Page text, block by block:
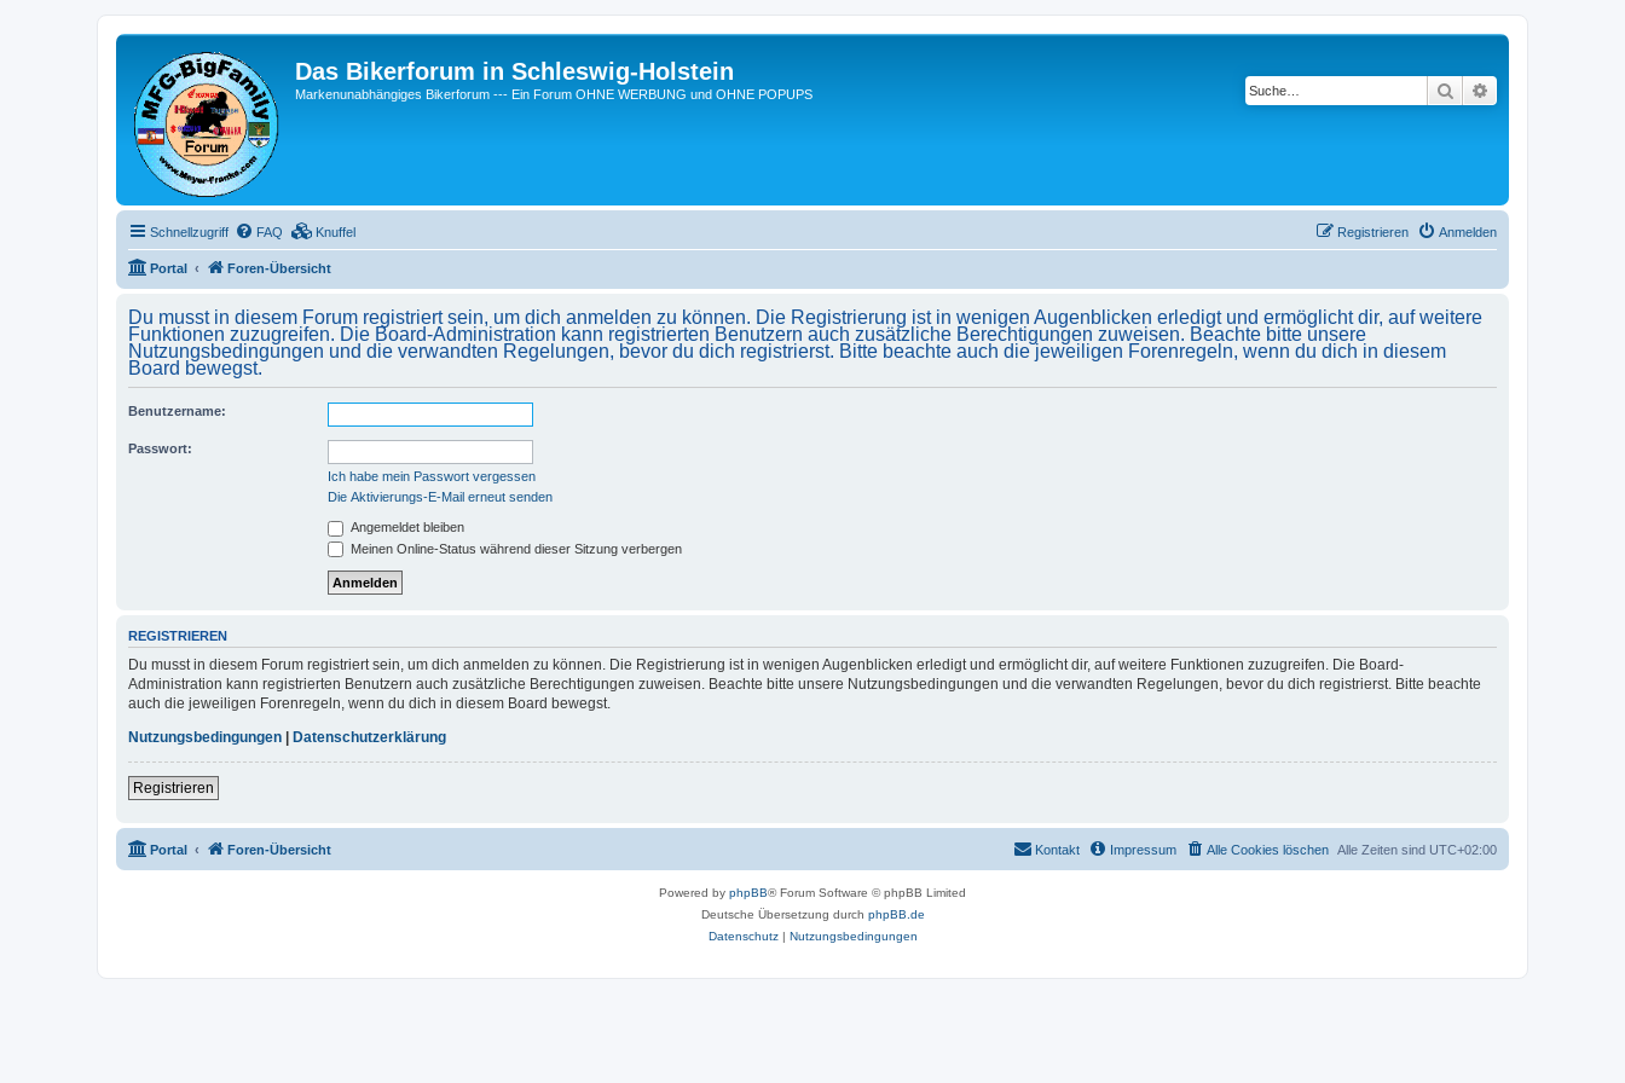
Das Bikerforum in Schleswig-Holstein
Markenunabhängiges Bikerforum --- Ein Forum OHNE WERBUNG und OHNE POPUPS Suche
Schnellzugriff FAQ Knuffel Anmelden
Registrieren
Portal Foren-Übersicht
Du musst in diesem Forum registriert sein, um dich anmelden zu können. Die Registrierung ist in wenigen Augenblicken erledigt und ermöglicht dir, auf weitere
Funktionen zuzugreifen. Die Board-Administration kann registrierten Benutzern auch zusätzliche Berechtigungen zuweisen. Beachte bitte unsere
Nutzungsbedingungen und die verwandten Regelungen, bevor du dich registrierst. Bitte beachte auch die jeweiligen Forenregeln, wenn du dich in diesem
Board bewegst.
Benutzername:
Passwort:
Ich habe mein Passwort vergessen
Die Aktivierungs-E-Mail erneut senden
Angemeldet bleiben
Meinen Online-Status während dieser Sitzung verbergen
REGISTRIEREN
Du musst in diesem Forum registriert sein, um dich anmelden zu können. Die Registrierung ist in wenigen Augenblicken erledigt und ermöglicht dir, auf weitere Funktionen zuzugreifen. Die Board-
Administration kann registrierten Benutzern auch zusätzliche Berechtigungen zuweisen. Beachte bitte unsere Nutzungsbedingungen und die verwandten Regelungen, bevor du dich registrierst. Bitte beachte
auch die jeweiligen Forenregeln, wenn du dich in diesem Board bewegst.
Nutzungsbedingungen | Datenschutzerklärung
Registrieren
Portal Foren-Übersicht Alle Zeiten sind UTC+02:00
Alle Cookies löschen
Impressum
Kontakt
Powered by phpBB® Forum Software © phpBB Limited
Deutsche Übersetzung durch phpBB.de
Datenschutz| Nutzungsbedingungen